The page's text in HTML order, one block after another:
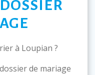
à Loupian ?
de mariage